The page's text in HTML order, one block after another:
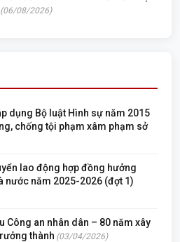
(06/08/2026)
dụng Bộ luật Hình sự năm 2015
chống tội phạm xâm phạm sở
lao động hợp đồng hưởng
nước năm 2025-2026 (đợt 1)
Công an nhân dân – 80 năm xây
thành (03/04/2026)